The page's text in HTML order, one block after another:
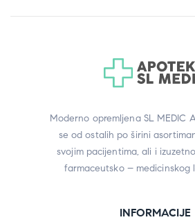
Moderno opremljena SL MEDIC
se od ostalih po širini
svojim pacijentima, ali i
farmaceutsko – medicinskog
INFORMACIJE